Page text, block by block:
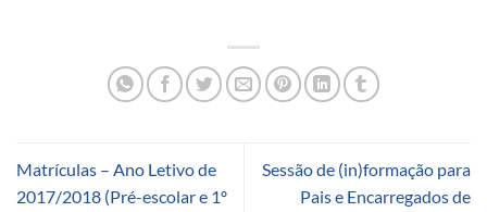
Matrículas – Ano Letivo de
2017/2018 (Pré-escolar e 1º
Sessão de (in)formação para
Pais e Encarregados de